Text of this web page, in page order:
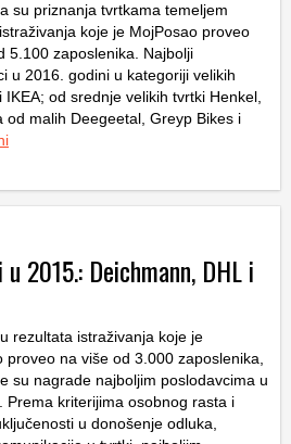
su priznanja tvrtkama temeljem
koje je MojPosao proveo
5.100 zaposlenika. Najbolji
u 2016. godini u kategoriji velikih
od srednje velikih tvrtki Henkel,
od malih Deegeetal, Greyp Bikes i
2015.: Deichmann, DHL i
rezultata istraživanja koje je
proveo na više od 3.000 zaposlenika,
su nagrade najboljim poslodavcima u
Prema kriterijima osobnog rasta i
u donošenje odluka,